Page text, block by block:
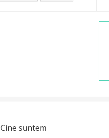
Cine suntem